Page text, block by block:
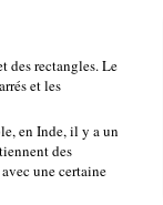
des rectangles. Le
et les
en Inde, il y a un
des
une certaine